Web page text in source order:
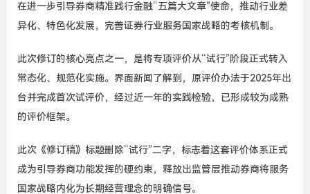
在进一步引导券商精准践行金融“五篇大文章”使命，推动行业差
异化、特色化发展，完善证券行业服务国家战略的考核机制。
此次修订的核心亮点之一，是将专项评价从“试行”阶段正式转入
常态化、规范化实施。界面新闻了解到，原评价办法于2025年出
台并完成首次试评价，经过近一年的实践检验，已形成较为成熟
的评价框架。
此次《修订稿》标题删除“试行”二字，标志着这套评价体系正式
成为引导券商功能发挥的硬约束，释放出监管层推动券商将服务
国家战略内化为长期经营理念的明确信号。